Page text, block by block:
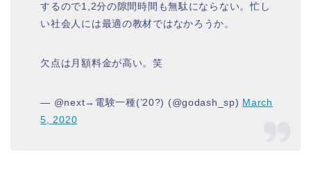
するので1,2分の隙間時間も無駄にならない。忙し
い社会人には最適の教材ではなかろうか。
欠点は月額料金が高い。笑
— @next→電験一種(’20?) (@godash_sp) March
5, 2020